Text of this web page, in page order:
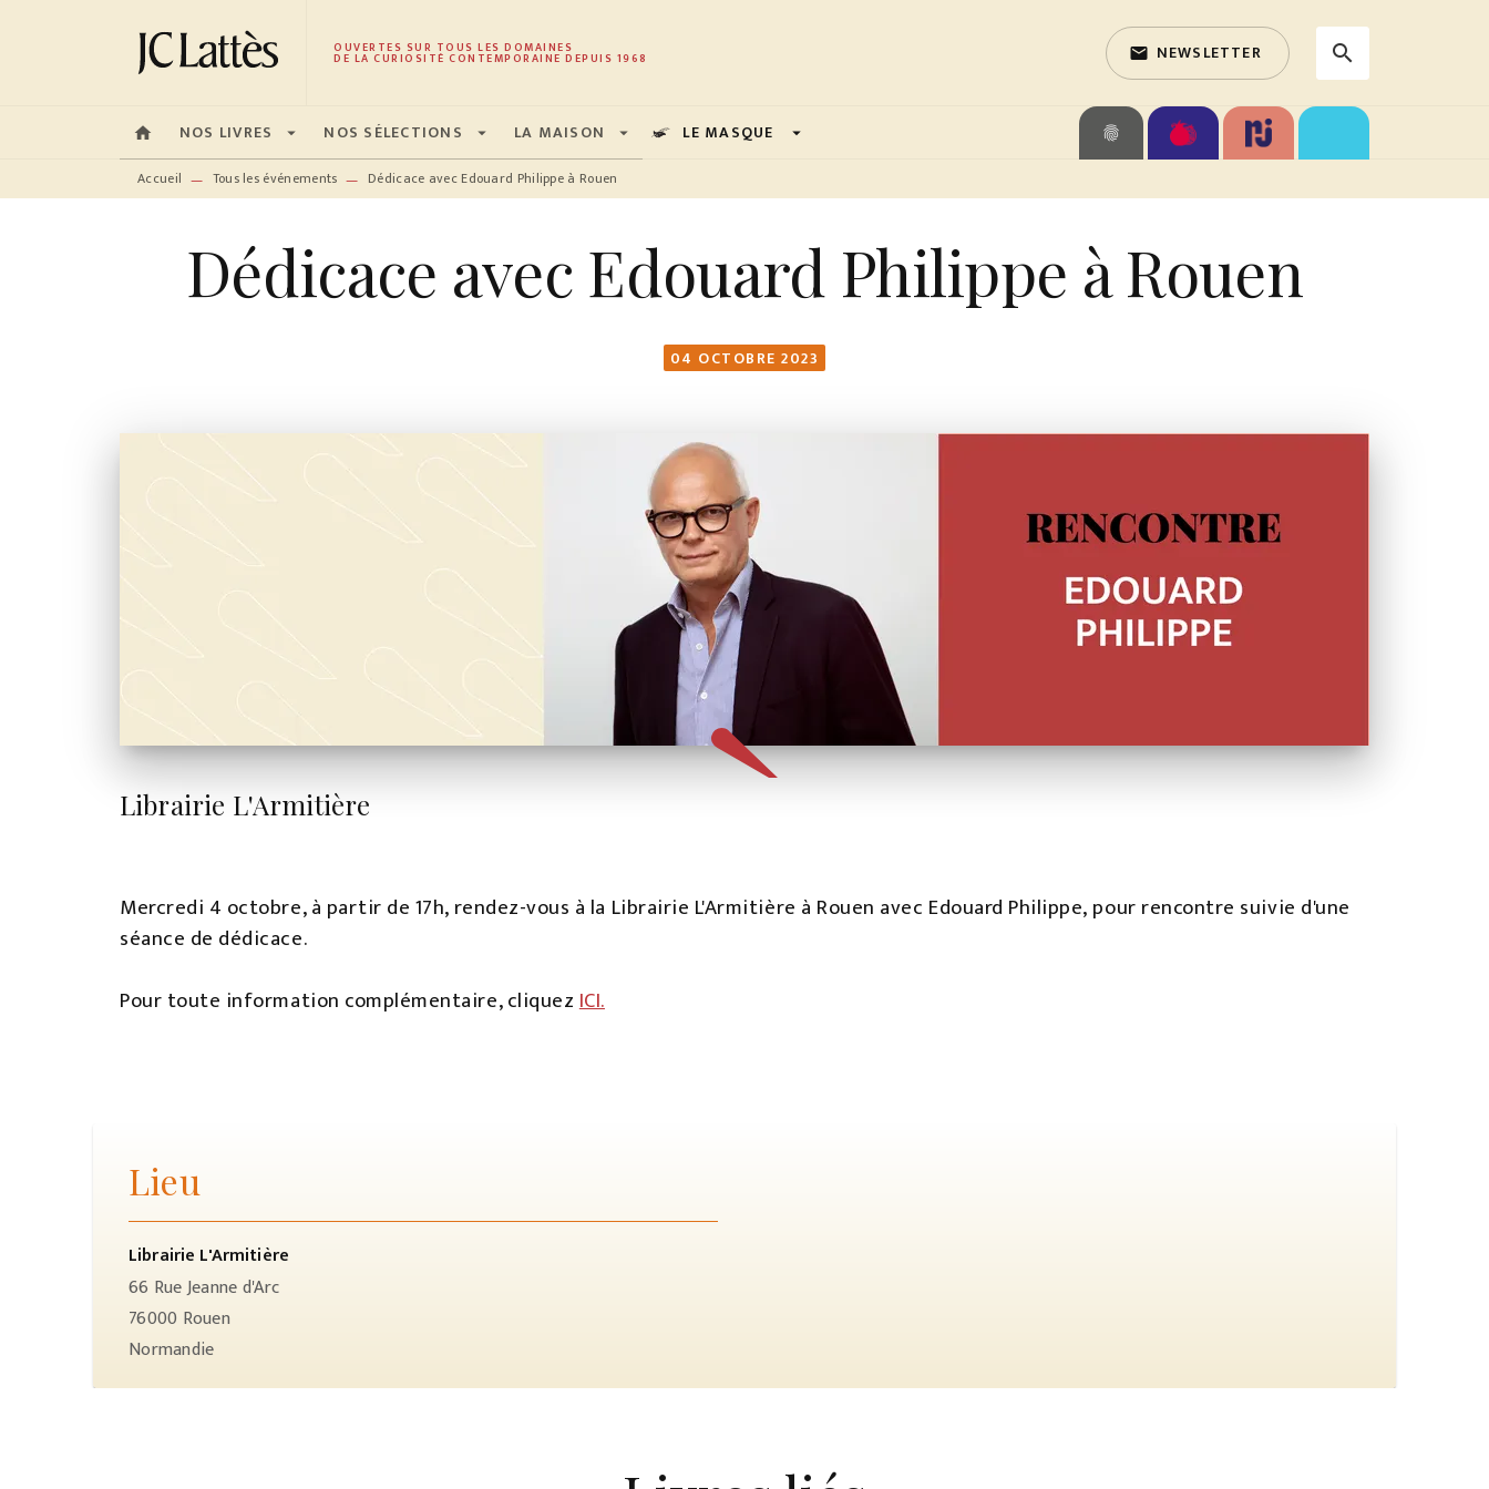
MENU RECHERCHE CONTENU PIED DE PAGE
OUVERTES SUR TOUS LES DOMAINES
DE LA CURIOSITÉ CONTEMPORAINE DEPUIS 1968 email NEWSLETTER search
home NOS LIVRES arrow_drop_down NOS SÉLECTIONS arrow_drop_down LA MAISON arrow_drop_down LE MASQUE arrow_drop_down fingerprint
search
Accueil — Tous les événements — Dédicace avec Edouard Philippe à Rouen
Dédicace avec Edouard Philippe à Rouen
04 OCTOBRE 2023
Librairie L'Armitière
Mercredi 4 octobre, à partir de 17h, rendez-vous à la Librairie L'Armitière à Rouen avec Edouard Philippe, pour rencontre suivie d'une
séance de dédicace.
Pour toute information complémentaire, cliquezICI.
Lieu
Librairie L'Armitière
66 Rue Jeanne d'Arc
76000 Rouen
Normandie